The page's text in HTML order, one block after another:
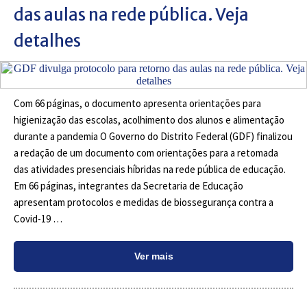
das aulas na rede pública. Veja
detalhes
Com 66 páginas, o documento apresenta orientações para
higienização das escolas, acolhimento dos alunos e alimentação
durante a pandemia O Governo do Distrito Federal (GDF) finalizou
a redação de um documento com orientações para a retomada
das atividades presenciais híbridas na rede pública de educação.
Em 66 páginas, integrantes da Secretaria de Educação
apresentam protocolos e medidas de biossegurança contra a
Covid-19 …
Ver mais